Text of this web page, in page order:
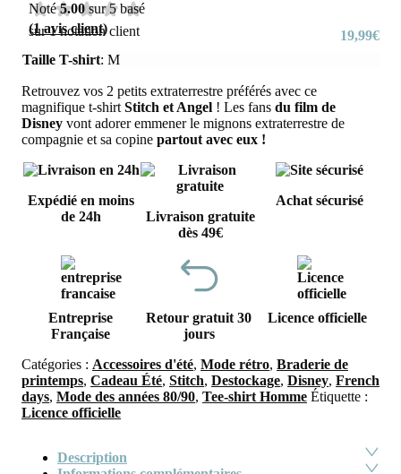
Noté5.00 sur 5 basé
sur1notation client
(1avis client) 19,99€
Retrouvez vos 2 petits extraterrestre préférés avec ce
magnifique t-shirt Stitch et Angel ! Les fans du film de
Disney vont adorer emmener le mignons extraterrestre de
compagnie et sa copine partout avec eux !
Taille T-shirt: M
Expédié en moins
de 24h
Livraison gratuite
dès 49€
Achat sécurisé
Entreprise
Française
Retour gratuit 30
jours
Licence officielle
Catégories : Accessoires d'été, Mode rétro, Braderie de
printemps, Cadeau Été, Stitch, Destockage, Disney, French
days, Mode des années 80/90, Tee-shirt Homme Étiquette :
Licence officielle
Description